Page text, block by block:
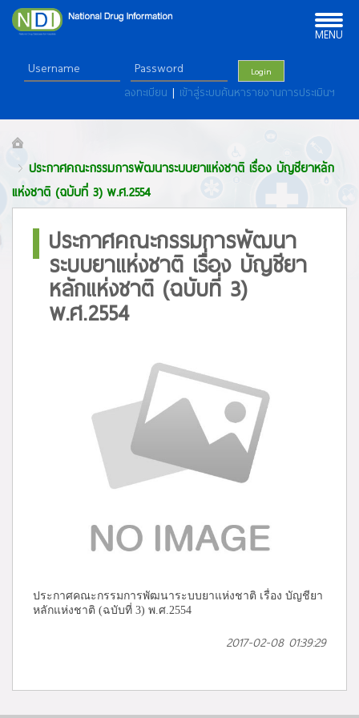
Toggle
navigation
MENU
Login
ลงทะเบียน | เข้าสู่ระบบค้นหารายงานการประเมินฯ
ประกาศคณะกรรมการพัฒนาระบบยาแห่งชาติ เรื่อง บัญชียาหลัก
แห่งชาติ (ฉบับที่ 3) พ.ศ.2554
ประกาศคณะกรรมการพัฒนา
ระบบยาแห่งชาติ เรื่อง บัญชียา
หลักแห่งชาติ (ฉบับที่ 3)
พ.ศ.2554
ประกาศคณะกรรมการพัฒนาระบบยาแห่งชาติ เรื่อง บัญชียา
หลักแห่งชาติ (ฉบับที่ 3) พ.ศ.2554
2017-02-08 01:39:29